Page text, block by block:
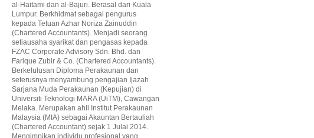
al-Haitami dan al-Bajuri. Berasal dari Kuala
Lumpur. Berkhidmat sebagai pengurus
kepada Tetuan Azhar Noriza Zainuddin
(Chartered Accountants). Menjadi seorang
setiausaha syarikat dan pengasas kepada
FZAC Corporate Advisory Sdn. Bhd. dan
Farique Zubir & Co. (Chartered Accountants).
Berkelulusan Diploma Perakaunan dan
seterusnya menyambung pengajian Ijazah
Sarjana Muda Perakaunan (Kepujian) di
Universiti Teknologi MARA (UiTM), Cawangan
Melaka. Merupakan ahli Institut Perakaunan
Malaysia (MIA) sebagai Akauntan Bertauliah
(Chartered Accountant) sejak 1 Julai 2014.
Mengimpikan individu profesional yang